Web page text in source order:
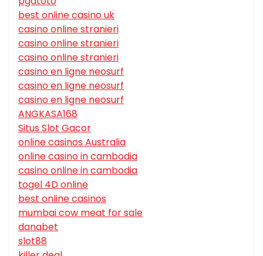
best online casino uk
casino online stranieri
casino online stranieri
casino online stranieri
casino en ligne neosurf
casino en ligne neosurf
casino en ligne neosurf
ANGKASA168
Situs Slot Gacor
online casinos Australia
online casino in cambodia
casino online in cambodia
togel 4D online
best online casinos
mumbai cow meat for sale
danabet
slot88